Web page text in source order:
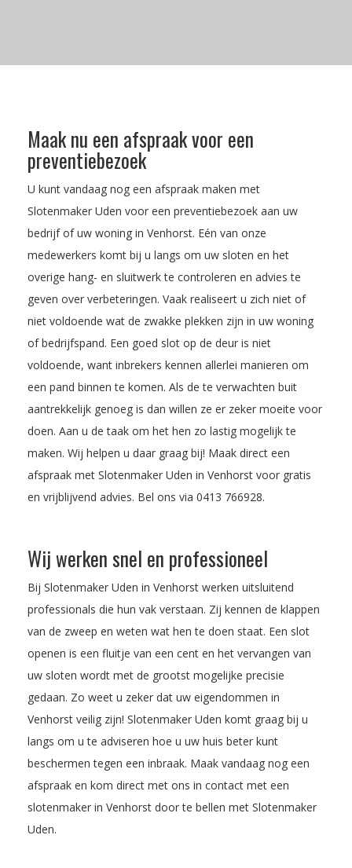
Maak nu een afspraak voor een
preventiebezoek
U kunt vandaag nog een afspraak maken met
Slotenmaker Uden voor een preventiebezoek aan uw
bedrijf of uw woning in Venhorst. Eén van onze
medewerkers komt bij u langs om uw sloten en het
overige hang- en sluitwerk te controleren en advies te
geven over verbeteringen. Vaak realiseert u zich niet of
niet voldoende wat de zwakke plekken zijn in uw woning
of bedrijfspand. Een goed slot op de deur is niet
voldoende, want inbrekers kennen allerlei manieren om
een pand binnen te komen. Als de te verwachten buit
aantrekkelijk genoeg is dan willen ze er zeker moeite voor
doen. Aan u de taak om het hen zo lastig mogelijk te
maken. Wij helpen u daar graag bij! Maak direct een
afspraak met Slotenmaker Uden in Venhorst voor gratis
en vrijblijvend advies. Bel ons via 0413 766928.
Wij werken snel en professioneel
Bij Slotenmaker Uden in Venhorst werken uitsluitend
professionals die hun vak verstaan. Zij kennen de klappen
van de zweep en weten wat hen te doen staat. Een slot
openen is een fluitje van een cent en het vervangen van
uw sloten wordt met de grootst mogelijke precisie
gedaan. Zo weet u zeker dat uw eigendommen in
Venhorst veilig zijn! Slotenmaker Uden komt graag bij u
langs om u te adviseren hoe u uw huis beter kunt
beschermen tegen een inbraak. Maak vandaag nog een
afspraak en kom direct met ons in contact met een
slotenmaker in Venhorst door te bellen met Slotenmaker
Uden.